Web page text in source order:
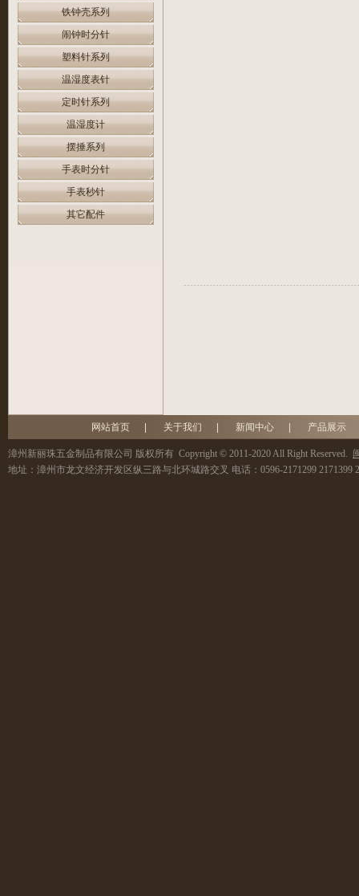
铁钟壳系列
闹钟时分针
塑料针系列
温湿度表针
定时针系列
温湿度计
摆捶系列
手表时分针
手表秒针
其它配件
网站首页 关于我们 新闻中心 产品展示
漳州新丽珠五金制品有限公司 版权所有 Copyright © 2011-2020 All Right Reserved.
地址： 漳州市龙文经济开发区纵三路与北环城路交叉 电话： 0596-2171299 2171399